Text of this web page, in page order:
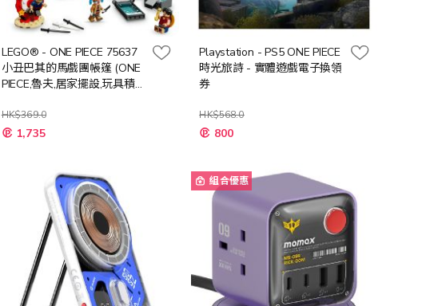
LEGO® - ONE PIECE 75637
小丑巴其的馬戲團帳篷 (ONE
PIECE,魯夫,居家擺設,玩具積
HK$369.0
特
殊 1,735
Playstation - PS5 ONE PIECE
時光旅詩 - 實體遊戲電子換領
券
HK$568.0
特
殊 800
組合優惠